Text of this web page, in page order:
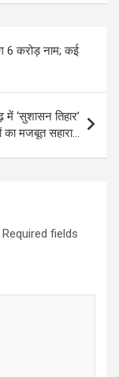
6 करोड़ नाम; कई
‘सुशासन तिहार’
का मजबूत सहारा…
Required fields